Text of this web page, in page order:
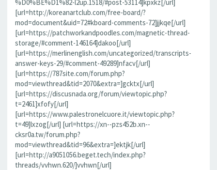
%D0%BE%D1%82-l2up.1518/#post-53114]kpxkz[/url]
[url=http://koreanartclub.com/free-board/?
mod=document&uid=72#kboard-comments-72]jjkqe[/url]
[url=https://patchworkandpoodles.com/magnetic-thread-
storage/#comment-146164]dakoo[/url]
[url=https://merlinenglish.com/uncategorized/transcripts-
answer-keys-29/#comment-49289]nfacv[/url]
[url=https://787site.com/forum.php?
mod=viewthread&tid=2070&extra=]gcktx[/url]
[url=https://discusnada.org/forum/viewtopic.php?
t=2461]xfofy[/url]
[url=https://www.palestronelcuore.it/viewtopic.php?
t=49]lxzog[/url] [url=https://xn--pzs452b.xn--
cksr0a.tw/forum.php?
mod=viewthread&tid=96&extra=]ektjk[/url]
[url=http://a9051056.beget.tech/index.php?
threads/vvhwn.620/]vvhwn[/url]